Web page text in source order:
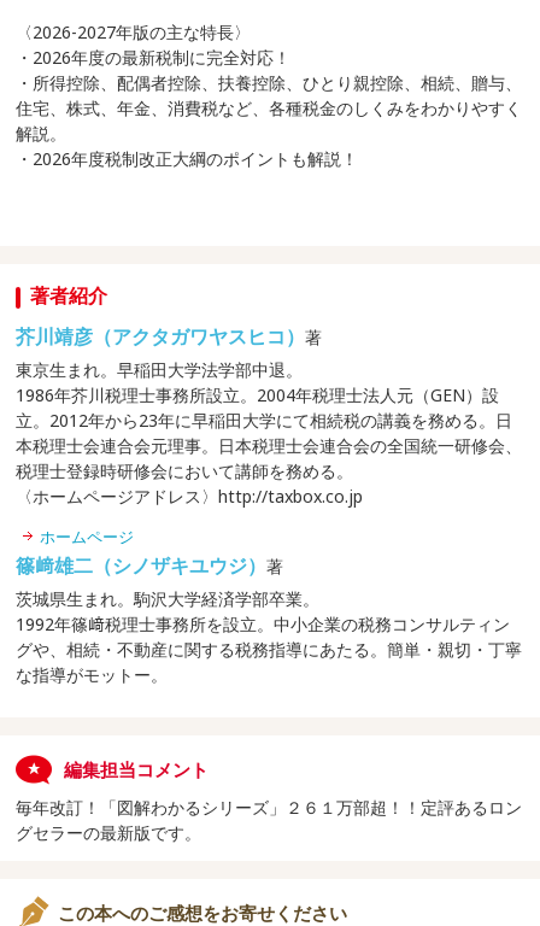
〈2026-2027年版の主な特長〉
・2026年度の最新税制に完全対応！
・所得控除、配偶者控除、扶養控除、ひとり親控除、相続、贈与、
住宅、株式、年金、消費税など、各種税金のしくみをわかりやすく
解説。
・2026年度税制改正大綱のポイントも解説！
著者紹介
芥川靖彦（アクタガワヤスヒコ）著
東京生まれ。早稲田大学法学部中退。
1986年芥川税理士事務所設立。2004年税理士法人元（GEN）設
立。2012年から23年に早稲田大学にて相続税の講義を務める。日
本税理士会連合会元理事。日本税理士会連合会の全国統一研修会、
税理士登録時研修会において講師を務める。
〈ホームページアドレス〉http://taxbox.co.jp
ホームページ
篠﨑雄二（シノザキユウジ）著
茨城県生まれ。駒沢大学経済学部卒業。
1992年篠﨑税理士事務所を設立。中小企業の税務コンサルティン
グや、相続・不動産に関する税務指導にあたる。簡単・親切・丁寧
な指導がモットー。
編集担当コメント
毎年改訂！「図解わかるシリーズ」２６１万部超！！定評あるロン
グセラーの最新版です。
この本へのご感想をお寄せください